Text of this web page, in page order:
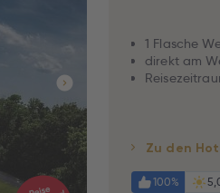
1 Flasche
direkt am
Zu den
100%